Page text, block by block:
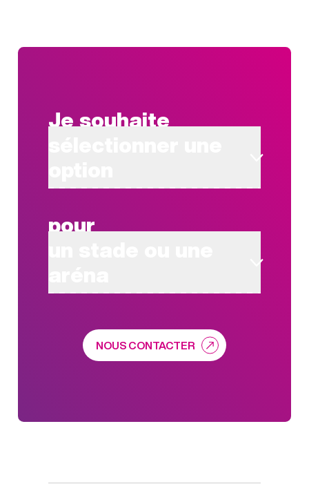
Je souhaite
pour
NOUS CONTACTER